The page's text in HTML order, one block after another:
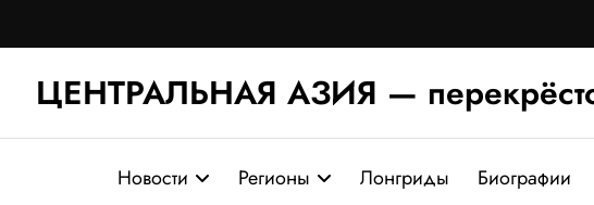
ЦЕНТРАЛЬНАЯ АЗИЯ —
Новости Регионы Лонгриды Биографии